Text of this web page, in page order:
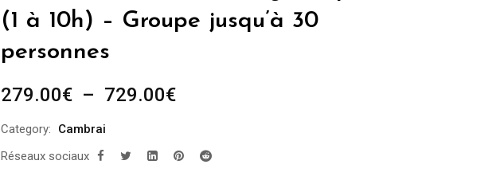
(1 à 10h) – Groupe jusqu’à 30
personnes
279.00€ – 729.00€Plage
279.00€
Category:
Cambrai
Réseaux sociaux